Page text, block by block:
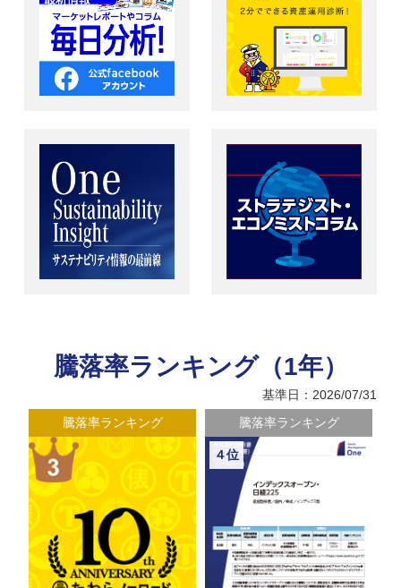
騰落率ランキング（1年）
基準日：2026/07/31
騰落率ランキング
騰落率ランキング
４位